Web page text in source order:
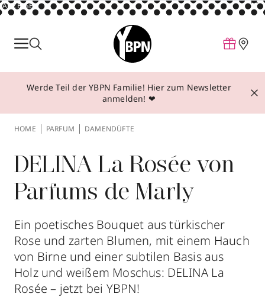
ANZEIGE
Parfum
Make-up
Behandlungen
Über YBPN
Aktionen
Storefinder
Werde Teil der YBPN Familie! Hier zum Newsletter
anmelden! ❤
HOME PARFUM DAMENDÜFTE
DELINA La Rosée von
Parfums de Marly
Ein poetisches Bouquet aus türkischer
Rose und zarten Blumen, mit einem Hauch
von Birne und einer subtilen Basis aus
Holz und weißem Moschus: DELINA La
Rosée – jetzt bei YBPN!